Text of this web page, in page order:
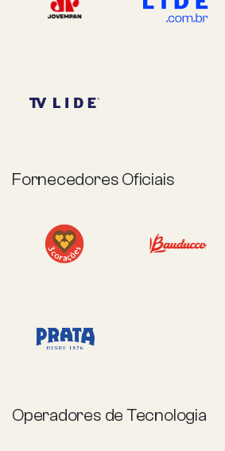
Fornecedores Oficiais
Operadores de Tecnologia